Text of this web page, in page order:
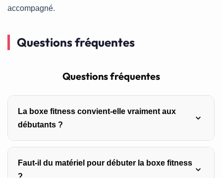
accompagné.
Questions fréquentes
Questions fréquentes
La boxe fitness convient-elle vraiment aux
débutants ?
condition de commencer par les gestes de base et de
Faut-il du matériel pour débuter la boxe fitness